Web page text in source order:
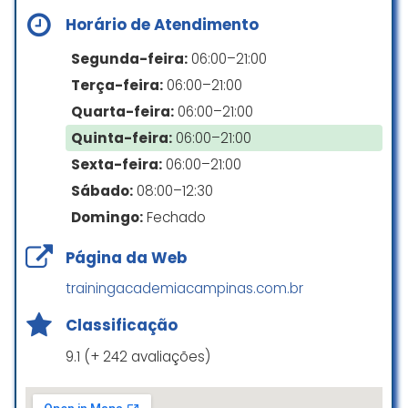
atenciosos, não importa se é
novato ou experiente em
academias, seja na musculação,
crossfit ou nas artes marciais, vão
dar a mesma atenção necessária
para todos. Desde o primeiro dia
fui muito bem acolhido pelo
pessoal da academia, fiquei 10
anos parado no taekwondo,
me senti parte da equipe, sendo
que nunca havia treinado na OTC
antes. Após 1 mês de treino a OTC
é muito mais que uma academia,
sinto que já faço parte da família.
Horário de Atendimento
Segunda-feira: 06:00–21:00
Terça-feira: 06:00–21:00
Quarta-feira: 06:00–21:00
Quinta-feira: 06:00–21:00
Sexta-feira: 06:00–21:00
Sábado: 08:00–12:30
Domingo:Fechado
Página da Web
trainingacademiacampinas.com.br
Classificação
9.1 (+ 242 avaliações)